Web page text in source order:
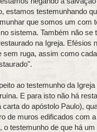
estamos testemunhando
que somos um com
sistema. Também não
na Igreja.
sem ruga, assim como
ao testemunho da
E para isto não há
do apóstolo Paulo),
de muros edificados com
o testemunho de que há